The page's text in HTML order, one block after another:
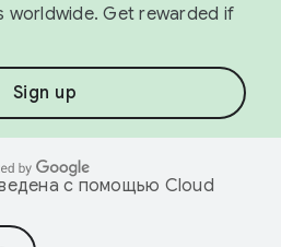
worldwide. Get rewarded if
Sign up
с помощью Cloud